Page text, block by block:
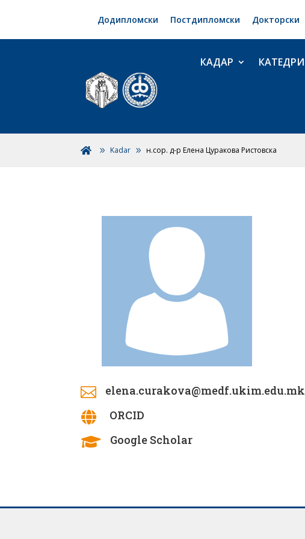
Додипломски Постдипломски Докторски
КАДАР КАТЕДРИ
 Kadar н.сор. д-р Елена Цуракова Ристовска
 elena.curakova@medf.ukim.edu.mk
 ORCID
 Google Scholar